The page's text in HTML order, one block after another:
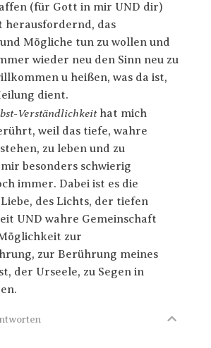
(für Gott in mir UND dir)
herausfordernd, das
Mögliche tun zu wollen und
wieder neu den Sinn neu zu
u heißen, was da ist,
dient.
Verständlichkeit hat mich
weil das tiefe, wahre
zu leben und zu
besonders schwierig
immer. Dabei ist es die
des Lichts, der tiefen
UND wahre Gemeinschaft
zur
zur Berührung meines
der Urseele, zu Segen in